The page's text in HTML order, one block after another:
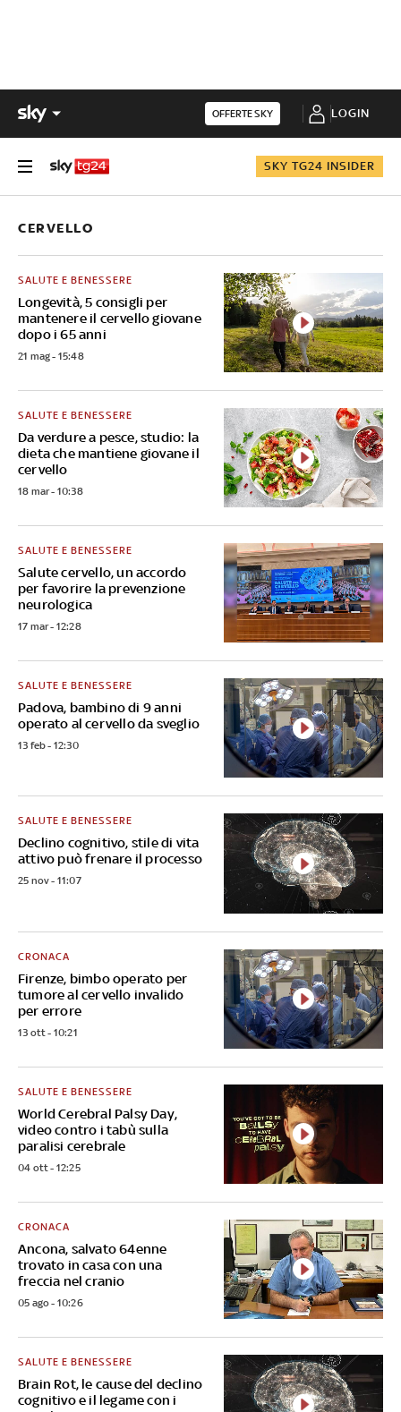
OFFERTE SKY LOGIN
SKY TG24 INSIDER
CERVELLO
Longevità, 5 consigli per
mantenere il cervello giovane
dopo i 65 anni
SALUTE E BENESSERE
21 mag - 15:48
Da verdure a pesce, studio: la
dieta che mantiene giovane il
cervello
SALUTE E BENESSERE
18 mar - 10:38
Salute cervello, un accordo
per favorire la prevenzione
neurologica
SALUTE E BENESSERE
17 mar - 12:28
Padova, bambino di 9 anni
operato al cervello da sveglio
SALUTE E BENESSERE
13 feb - 12:30
Declino cognitivo, stile di vita
attivo può frenare il processo
SALUTE E BENESSERE
25 nov - 11:07
Firenze, bimbo operato per
tumore al cervello invalido
per errore
CRONACA
13 ott - 10:21
World Cerebral Palsy Day,
video contro i tabù sulla
paralisi cerebrale
SALUTE E BENESSERE
04 ott - 12:25
Ancona, salvato 64enne
trovato in casa con una
freccia nel cranio
CRONACA
05 ago - 10:26
Brain Rot, le cause del declino
cognitivo e il legame con i
SALUTE E BENESSERE